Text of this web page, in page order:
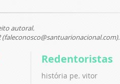
autoral.
Redentoristas
história pe. vitor